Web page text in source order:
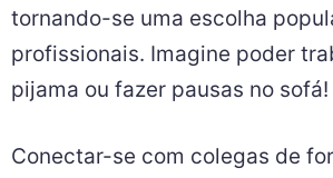
tornando-se uma escolha
profissionais. Imagine poder
pijama ou fazer pausas no sofá!
Conectar-se com colegas de